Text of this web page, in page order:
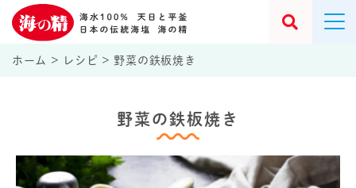
ホーム > レシピ > 野菜の鉄板焼き
野菜の鉄板焼き